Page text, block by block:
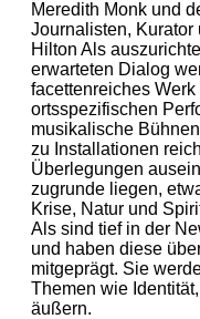
Meredith Monk und
Journalisten,
Hilton Als
erwarteten Dialog
facettenreiches
ortsspezifischen
musikalische
zu Installationen
Überlegungen
zugrunde liegen,
Krise, Natur und
Als sind tief in der
und haben diese
mitgeprägt. Sie
Themen wie
äußern.